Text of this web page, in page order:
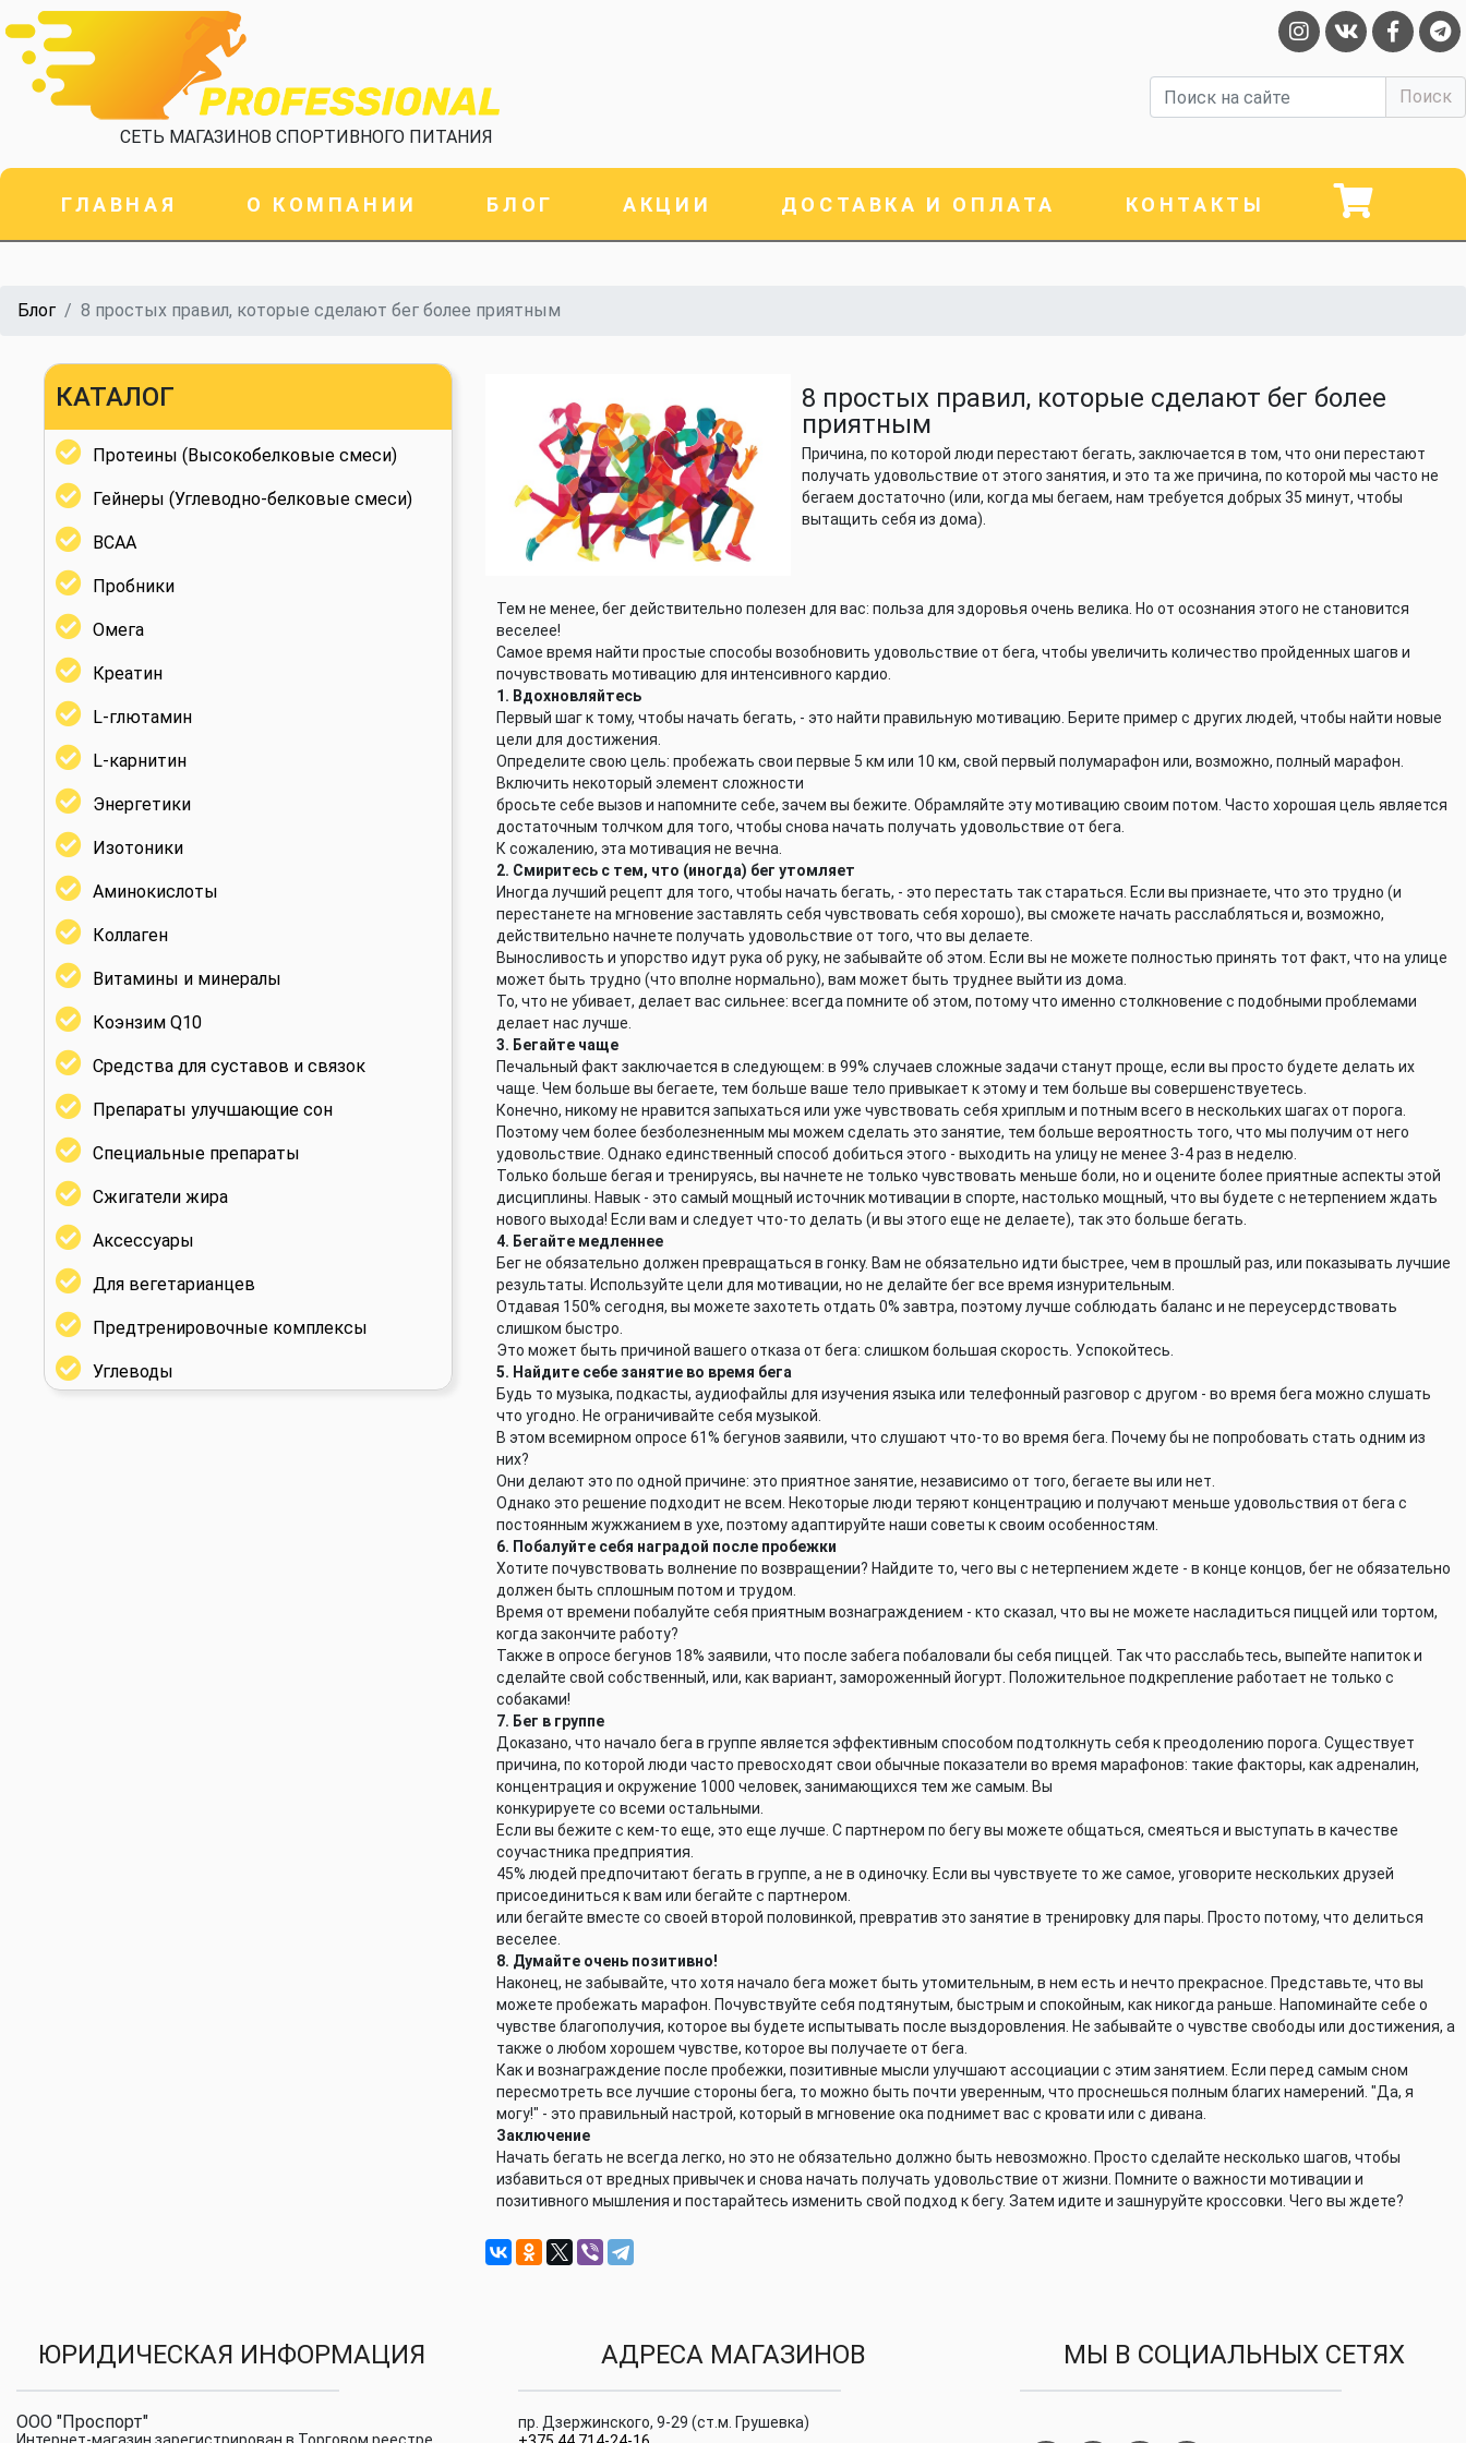
СЕТЬ МАГАЗИНОВ СПОРТИВНОГО ПИТАНИЯ
ГЛАВНАЯ О КОМПАНИИ БЛОГ АКЦИИ ДОСТАВКА И ОПЛАТА КОНТАКТЫ
Блог 8 простых правил, которые сделают бег более приятным
КАТАЛОГ
Протеины (Высокобелковые смеси)
Гейнеры (Углеводно-белковые смеси)
BCAA
Пробники
Омега
Креатин
L-глютамин
L-карнитин
Энергетики
Изотоники
Аминокислоты
Коллаген
Витамины и минералы
Коэнзим Q10
Средства для суставов и связок
Препараты улучшающие сон
Специальные препараты
Сжигатели жира
Аксессуары
Для вегетарианцев
Предтренировочные комплексы
Углеводы
8 простых правил, которые сделают бег более
приятным
Причина, по которой люди перестают бегать, заключается в том, что они перестают
получать удовольствие от этого занятия, и это та же причина, по которой мы часто не
бегаем достаточно (или, когда мы бегаем, нам требуется добрых 35 минут, чтобы
вытащить себя из дома).
Тем не менее, бег действительно полезен для вас: польза для здоровья очень велика. Но от осознания этого не становится
веселее!
Самое время найти простые способы возобновить удовольствие от бега, чтобы увеличить количество пройденных шагов и
почувствовать мотивацию для интенсивного кардио.
1. Вдохновляйтесь
Первый шаг к тому, чтобы начать бегать, - это найти правильную мотивацию. Берите пример с других людей, чтобы найти новые
цели для достижения.
Определите свою цель: пробежать свои первые 5 км или 10 км, свой первый полумарафон или, возможно, полный марафон.
Включить некоторый элемент сложности
бросьте себе вызов и напомните себе, зачем вы бежите. Обрамляйте эту мотивацию своим потом. Часто хорошая цель является
достаточным толчком для того, чтобы снова начать получать удовольствие от бега.
К сожалению, эта мотивация не вечна.
2. Смиритесь с тем, что (иногда) бег утомляет
Иногда лучший рецепт для того, чтобы начать бегать, - это перестать так стараться. Если вы признаете, что это трудно (и
перестанете на мгновение заставлять себя чувствовать себя хорошо), вы сможете начать расслабляться и, возможно,
действительно начнете получать удовольствие от того, что вы делаете.
Выносливость и упорство идут рука об руку, не забывайте об этом. Если вы не можете полностью принять тот факт, что на улице
может быть трудно (что вполне нормально), вам может быть труднее выйти из дома.
То, что не убивает, делает вас сильнее: всегда помните об этом, потому что именно столкновение с подобными проблемами
делает нас лучше.
3. Бегайте чаще
Печальный факт заключается в следующем: в 99% случаев сложные задачи станут проще, если вы просто будете делать их
чаще. Чем больше вы бегаете, тем больше ваше тело привыкает к этому и тем больше вы совершенствуетесь.
Конечно, никому не нравится запыхаться или уже чувствовать себя хриплым и потным всего в нескольких шагах от порога.
Поэтому чем более безболезненным мы можем сделать это занятие, тем больше вероятность того, что мы получим от него
удовольствие. Однако единственный способ добиться этого - выходить на улицу не менее 3-4 раз в неделю.
Только больше бегая и тренируясь, вы начнете не только чувствовать меньше боли, но и оцените более приятные аспекты этой
дисциплины. Навык - это самый мощный источник мотивации в спорте, настолько мощный, что вы будете с нетерпением ждать
нового выхода! Если вам и следует что-то делать (и вы этого еще не делаете), так это больше бегать.
4. Бегайте медленнее
Бег не обязательно должен превращаться в гонку. Вам не обязательно идти быстрее, чем в прошлый раз, или показывать лучшие
результаты. Используйте цели для мотивации, но не делайте бег все время изнурительным.
Отдавая 150% сегодня, вы можете захотеть отдать 0% завтра, поэтому лучше соблюдать баланс и не переусердствовать
слишком быстро.
Это может быть причиной вашего отказа от бега: слишком большая скорость. Успокойтесь.
5. Найдите себе занятие во время бега
Будь то музыка, подкасты, аудиофайлы для изучения языка или телефонный разговор с другом - во время бега можно слушать
что угодно. Не ограничивайте себя музыкой.
В этом всемирном опросе 61% бегунов заявили, что слушают что-то во время бега. Почему бы не попробовать стать одним из
них?
Они делают это по одной причине: это приятное занятие, независимо от того, бегаете вы или нет.
Однако это решение подходит не всем. Некоторые люди теряют концентрацию и получают меньше удовольствия от бега с
постоянным жужжанием в ухе, поэтому адаптируйте наши советы к своим особенностям.
6. Побалуйте себя наградой после пробежки
Хотите почувствовать волнение по возвращении? Найдите то, чего вы с нетерпением ждете - в конце концов, бег не обязательно
должен быть сплошным потом и трудом.
Время от времени побалуйте себя приятным вознаграждением - кто сказал, что вы не можете насладиться пиццей или тортом,
когда закончите работу?
Также в опросе бегунов 18% заявили, что после забега побаловали бы себя пиццей. Так что расслабьтесь, выпейте напиток и
сделайте свой собственный, или, как вариант, замороженный йогурт. Положительное подкрепление работает не только с
собаками!
7. Бег в группе
Доказано, что начало бега в группе является эффективным способом подтолкнуть себя к преодолению порога. Существует
причина, по которой люди часто превосходят свои обычные показатели во время марафонов: такие факторы, как адреналин,
концентрация и окружение 1000 человек, занимающихся тем же самым. Вы
конкурируете со всеми остальными.
Если вы бежите с кем-то еще, это еще лучше. С партнером по бегу вы можете общаться, смеяться и выступать в качестве
соучастника предприятия.
45% людей предпочитают бегать в группе, а не в одиночку. Если вы чувствуете то же самое, уговорите нескольких друзей
присоединиться к вам или бегайте с партнером.
или бегайте вместе со своей второй половинкой, превратив это занятие в тренировку для пары. Просто потому, что делиться
веселее.
8. Думайте очень позитивно!
Наконец, не забывайте, что хотя начало бега может быть утомительным, в нем есть и нечто прекрасное. Представьте, что вы
можете пробежать марафон. Почувствуйте себя подтянутым, быстрым и спокойным, как никогда раньше. Напоминайте себе о
чувстве благополучия, которое вы будете испытывать после выздоровления. Не забывайте о чувстве свободы или достижения, а
также о любом хорошем чувстве, которое вы получаете от бега.
Как и вознаграждение после пробежки, позитивные мысли улучшают ассоциации с этим занятием. Если перед самым сном
пересмотреть все лучшие стороны бега, то можно быть почти уверенным, что проснешься полным благих намерений. "Да, я
могу!" - это правильный настрой, который в мгновение ока поднимет вас с кровати или с дивана.
Заключение
Начать бегать не всегда легко, но это не обязательно должно быть невозможно. Просто сделайте несколько шагов, чтобы
избавиться от вредных привычек и снова начать получать удовольствие от жизни. Помните о важности мотивации и
позитивного мышления и постарайтесь изменить свой подход к бегу. Затем идите и зашнуруйте кроссовки. Чего вы ждете?
ЮРИДИЧЕСКАЯ ИНФОРМАЦИЯ
ООО "Проспорт"
АДРЕСА МАГАЗИНОВ
пр. Дзержинского, 9-29 (ст.м. Грушевка)
МЫ В СОЦИАЛЬНЫХ СЕТЯХ